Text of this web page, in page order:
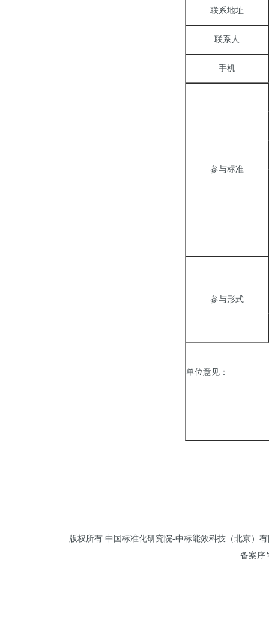
联系地址
联系人
手机
参与标准
参与形式
单位意见：
版权所有 中国标准化研究院-中标能效科技（北京）
备案序